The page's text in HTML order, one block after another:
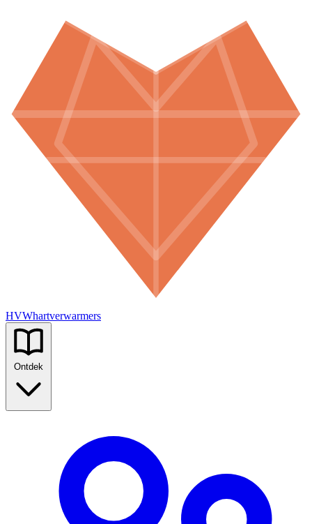
HVWhartverwarmers
Ontdek